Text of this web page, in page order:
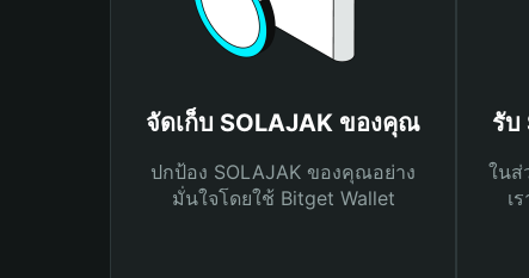
จัดเก็บ SOLAJAK ของคุณ
ปกป้อง SOLAJAK ของคุณอย่าง
มั่นใจโดยใช้ Bitget Wallet
รับ
ในส่
เ